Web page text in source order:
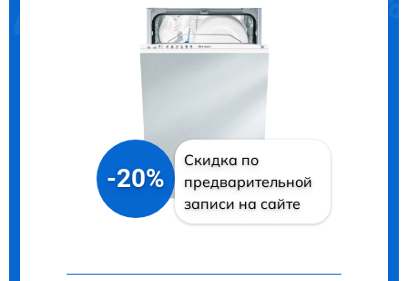
-20%
Скидка по
предварительной
записи на сайте